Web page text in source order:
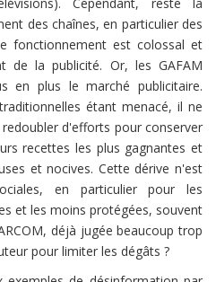
des chaînes, en particulier des
fonctionnement est colossal et
de la publicité. Or, les GAFAM
en plus le marché publicitaire.
étant menacé, il ne
d'efforts pour conserver
recettes les plus gagnantes et
et nocives. Cette dérive n'est
en particulier pour les
et les moins protégées, souvent
déjà jugée beaucoup trop
pour limiter les dégâts ?